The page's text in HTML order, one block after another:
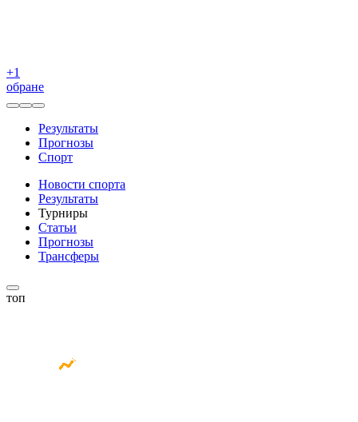
+1
обране
Результаты
Прогнозы
Спорт
Новости спорта
Результаты
Турниры
Статьи
Прогнозы
Трансферы
топ